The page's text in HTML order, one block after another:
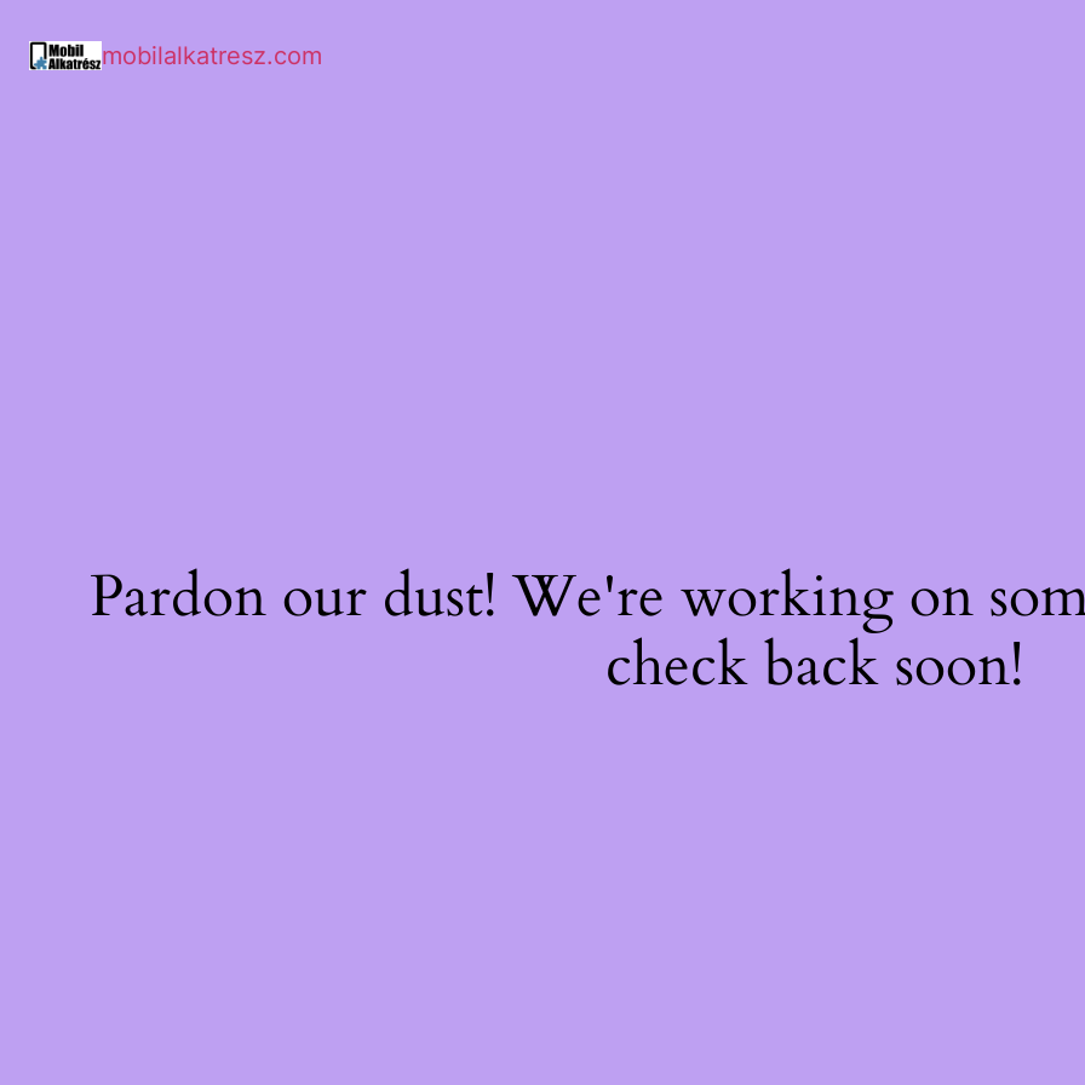
mobilalkatresz.com
Pardon our dust! We're working on
check back soon!